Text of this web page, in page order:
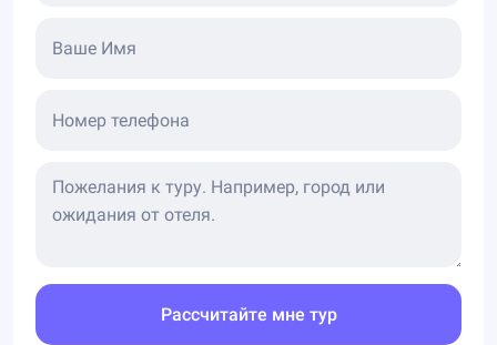
Ваше Имя
Номер телефона
Рассчитайте мне тур